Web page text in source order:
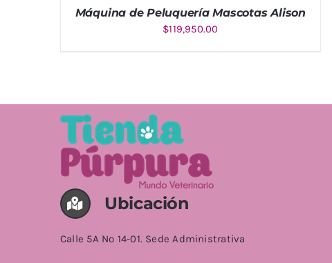
AÑADIR AL CARRITO
Máquina de Peluquería Mascotas Alison
$119,950.00
Ubicación
Calle 5A No 14-01. Sede Administrativa